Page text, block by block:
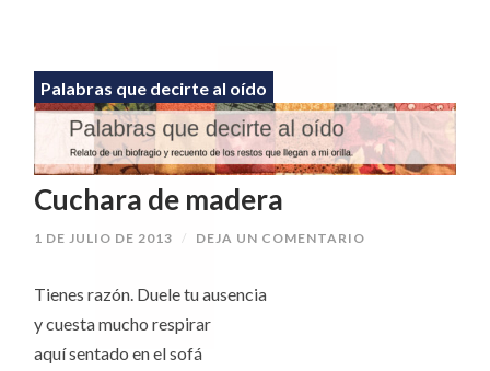
Palabras que decirte al oído
Cuchara de madera
1 DE JULIO DE 2013 / DEJA UN COMENTARIO
Tienes razón. Duele tu ausencia
y cuesta mucho respirar
aquí sentado en el sofá